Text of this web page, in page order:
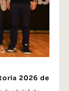
2026 de